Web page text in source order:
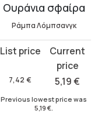
Ουράνια σφαίρα
Ράμπα Λόμπσανγκ
7,42 €
Original
was:
7,42 €.
5,19€
Current
5,19 €.
Previous lowest price was
5,19 €.